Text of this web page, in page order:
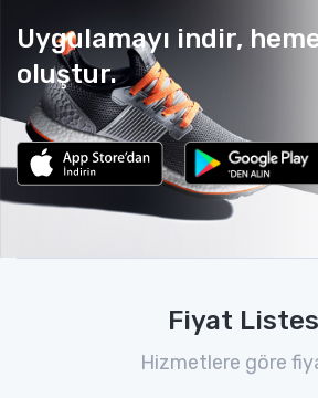
Uygulamayı indir,
oluştur.
Fiyat
Hizmetlere göre